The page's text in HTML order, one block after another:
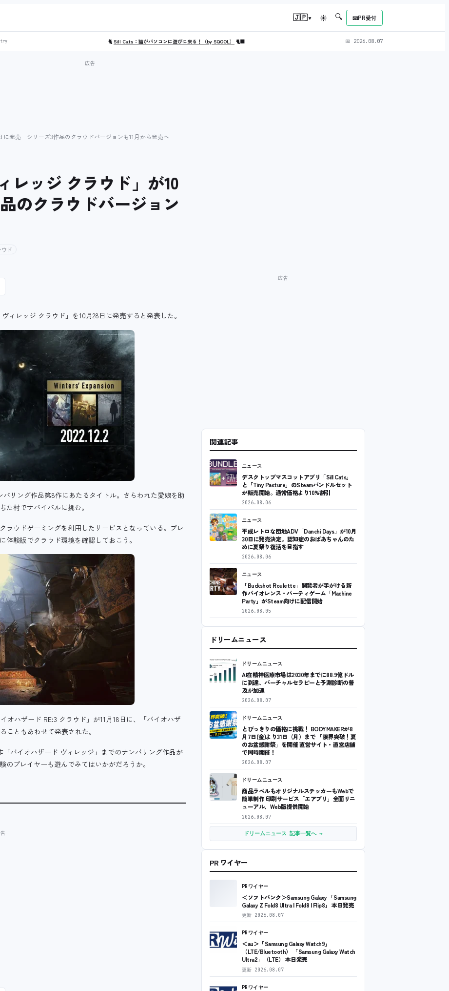
🇯🇵▾ ☀ 🔍 📧PR受付
🐈Sill Cats：猫がパソコンに遊びに来る！（by SQOOL） 🐈‍⬛ 📅 2026.08.07
に発売 シリーズ3作品のクラウドバージョンも11月から発売へ
レッジ クラウド」が10
のクラウドバージョン
ド
ィレッジ クラウド」を10月28日に発売すると発表した。
バリング作品第8作にあたるタイトル。さらわれた愛娘を助
た村でサバイバルに挑む。
ウドゲーミングを利用したサービスとなっている。プレ
験版でクラウド環境を確認しておこう。
オハザード RE:3 クラウド」が11月18日に、「バイオハザ
こともあわせて発表された。
バイオハザード ヴィレッジ」までのナンバリング作品が
プレイヤーも遊んでみてはいかがだろうか。
関連記事
ニュース
デスクトップマスコットアプリ「Sill Cats」
と「Tiny Pasture」のSteamバンドルセット
が販売開始。通常価格より10%割引
2026.08.06
ニュース
平成レトロな団地ADV「Danchi Days」が10月
30日に発売決定。認知症のおばあちゃんのた
めに夏祭り復活を目指す
2026.08.06
ニュース
「Buckshot Roulette」開発者が手がける新
作バイオレンス・パーティゲーム「Machine
Party」がSteam向けに配信開始
2026.08.05
ドリームニュース
ドリームニュース
AI在精神医療市場は2030年までに88.9億ドル
に到達、バーチャルセラピーと予測診断の普
及が加速
2026.08.07
ドリームニュース
とびっきりの価格に挑戦！ BODYMAKERが8
月7日(金)より31日（月）まで 「限界突破！夏
のお盆感謝祭」を開催 直営サイト・直営店舗
で同時開催！
2026.08.07
ドリームニュース
商品ラベルもオリジナルステッカーもWebで
簡単制作 印刷サービス「エアプリ」全面リニ
ューアル、Web版提供開始
2026.08.07
ドリームニュース 記事一覧へ →
PR ワイヤー
PRワイヤー
＜ソフトバンク＞Samsung Galaxy 「Samsung
Galaxy Z Fold8 Ultra | Fold8 | Flip8」 本日発売
更新 2026.08.07
PRワイヤー
＜au＞「Samsung Galaxy Watch9」
（LTE/Bluetooth） 「Samsung Galaxy Watch
Ultra2」（LTE） 本日発売
更新 2026.08.07
PRワイヤー